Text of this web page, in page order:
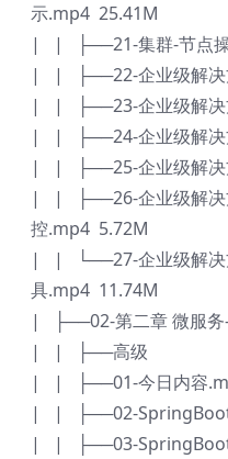
示.mp4 25.41M
| | ├──21-集群-节点
| | ├──22-企业级解决
| | ├──23-企业级解决
| | ├──24-企业级解决
| | ├──25-企业级解决
| | ├──26-企业级解决
控.mp4 5.72M
| | └──27-企业级解决
具.mp4 11.74M
| ├──02-第二章 微服务
| | ├──高级
| | ├──01-今日内容
| | ├──02-SpringBoot
| | ├──03-SpringBoot